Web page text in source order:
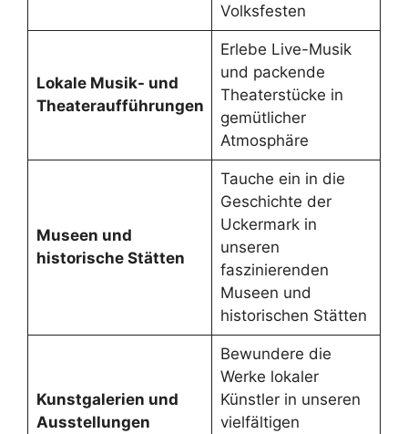
Volksfesten
Lokale Musik- und
Theateraufführungen
Erlebe Live-Musik
und packende
Theaterstücke in
gemütlicher
Atmosphäre
Museen und
historische Stätten
Tauche ein in die
Geschichte der
Uckermark in
unseren
faszinierenden
Museen und
historischen Stätten
Kunstgalerien und
Ausstellungen
Bewundere die
Werke lokaler
Künstler in unseren
vielfältigen